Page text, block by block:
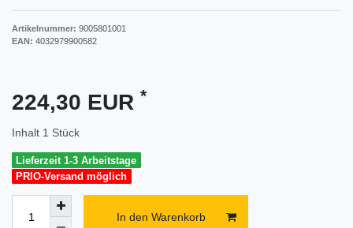
Artikelnummer: 9005801001
EAN: 4032979900582
224,30 EUR *
Inhalt 1 Stück
Lieferzeit 1-3 Arbeitstage
PRIO-Versand möglich
In den Warenkorb